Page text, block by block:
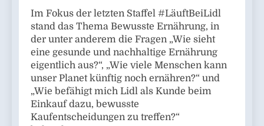
Im Fokus der letzten Staffel #LäuftBeiLidl
stand das Thema Bewusste Ernährung, in
der unter anderem die Fragen „Wie sieht
eine gesunde und nachhaltige Ernährung
eigentlich aus?“, „Wie viele Menschen kann
unser Planet künftig noch ernähren?“ und
„Wie befähigt mich Lidl als Kunde beim
Einkauf dazu, bewusste
Kaufentscheidungen zu treffen?“